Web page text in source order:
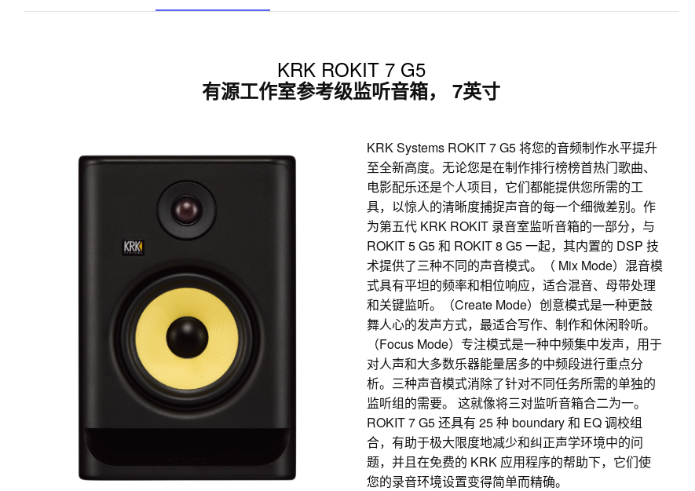
KRK ROKIT 7 G5
有源工作室参考级监听音箱， 7英寸
KRK Systems ROKIT 7 G5 将您的音频制作水平提升
至全新高度。无论您是在制作排行榜榜首热门歌曲、
电影配乐还是个人项目，它们都能提供您所需的工
具，以惊人的清晰度捕捉声音的每一个细微差别。作
为第五代 KRK ROKIT 录音室监听音箱的一部分，与
ROKIT 5 G5 和 ROKIT 8 G5 一起，其内置的 DSP 技
术提供了三种不同的声音模式。（ Mix Mode）混音模
式具有平坦的频率和相位响应，适合混音、母带处理
和关键监听。（Create Mode）创意模式是一种更鼓
舞人心的发声方式，最适合写作、制作和休闲聆听。
（Focus Mode）专注模式是一种中频集中发声，用于
对人声和大多数乐器能量居多的中频段进行重点分
析。三种声音模式消除了针对不同任务所需的单独的
监听组的需要。 这就像将三对监听音箱合二为一。
ROKIT 7 G5 还具有 25 种 boundary 和 EQ 调校组
合，有助于极大限度地减少和纠正声学环境中的问
题，并且在免费的 KRK 应用程序的帮助下，它们使
您的录音环境设置变得简单而精确。